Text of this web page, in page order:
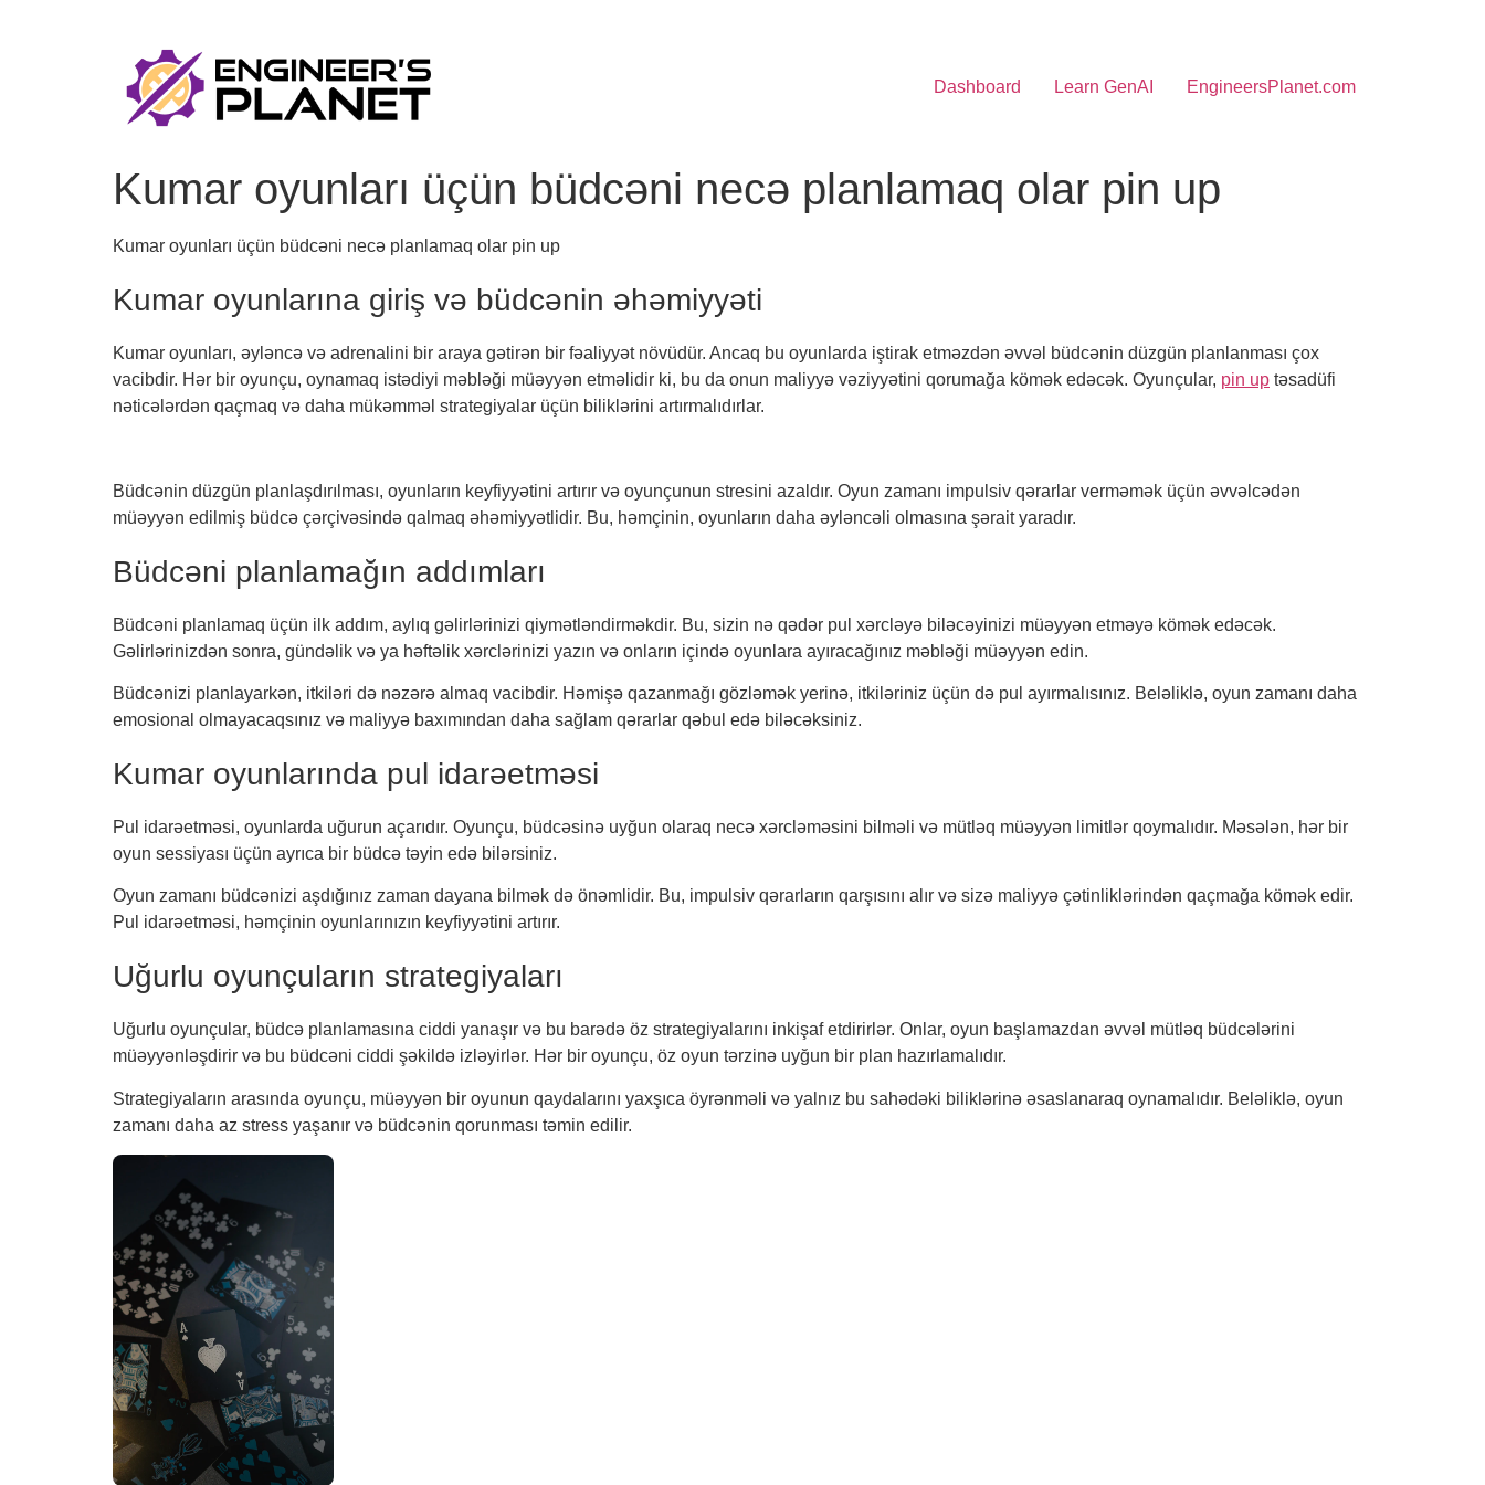
Dashboard Learn GenAI EngineersPlanet.com
Kumar oyunları üçün büdcəni necə planlamaq olar pin up
Kumar oyunları üçün büdcəni necə planlamaq olar pin up
Kumar oyunlarına giriş və büdcənin əhəmiyyəti
Kumar oyunları, əyləncə və adrenalini bir araya gətirən bir fəaliyyət növüdür. Ancaq bu oyunlarda iştirak etməzdən əvvəl büdcənin düzgün planlanması çox
vacibdir. Hər bir oyunçu, oynamaq istədiyi məbləği müəyyən etməlidir ki, bu da onun maliyyə vəziyyətini qorumağa kömək edəcək. Oyunçular, pin up təsadüfi
nəticələrdən qaçmaq və daha mükəmməl strategiyalar üçün biliklərini artırmalıdırlar.
Büdcənin düzgün planlaşdırılması, oyunların keyfiyyətini artırır və oyunçunun stresini azaldır. Oyun zamanı impulsiv qərarlar verməmək üçün əvvəlcədən
müəyyən edilmiş büdcə çərçivəsində qalmaq əhəmiyyətlidir. Bu, həmçinin, oyunların daha əyləncəli olmasına şərait yaradır.
Büdcəni planlamağın addımları
Büdcəni planlamaq üçün ilk addım, aylıq gəlirlərinizi qiymətləndirməkdir. Bu, sizin nə qədər pul xərcləyə biləcəyinizi müəyyən etməyə kömək edəcək.
Gəlirlərinizdən sonra, gündəlik və ya həftəlik xərclərinizi yazın və onların içində oyunlara ayıracağınız məbləği müəyyən edin.
Büdcənizi planlayarkən, itkiləri də nəzərə almaq vacibdir. Həmişə qazanmağı gözləmək yerinə, itkiləriniz üçün də pul ayırmalısınız. Beləliklə, oyun zamanı daha
emosional olmayacaqsınız və maliyyə baxımından daha sağlam qərarlar qəbul edə biləcəksiniz.
Kumar oyunlarında pul idarəetməsi
Pul idarəetməsi, oyunlarda uğurun açarıdır. Oyunçu, büdcəsinə uyğun olaraq necə xərcləməsini bilməli və mütləq müəyyən limitlər qoymalıdır. Məsələn, hər bir
oyun sessiyası üçün ayrıca bir büdcə təyin edə bilərsiniz.
Oyun zamanı büdcənizi aşdığınız zaman dayana bilmək də önəmlidir. Bu, impulsiv qərarların qarşısını alır və sizə maliyyə çətinliklərindən qaçmağa kömək edir.
Pul idarəetməsi, həmçinin oyunlarınızın keyfiyyətini artırır.
Uğurlu oyunçuların strategiyaları
Uğurlu oyunçular, büdcə planlamasına ciddi yanaşır və bu barədə öz strategiyalarını inkişaf etdirirlər. Onlar, oyun başlamazdan əvvəl mütləq büdcələrini
müəyyənləşdirir və bu büdcəni ciddi şəkildə izləyirlər. Hər bir oyunçu, öz oyun tərzinə uyğun bir plan hazırlamalıdır.
Strategiyaların arasında oyunçu, müəyyən bir oyunun qaydalarını yaxşıca öyrənməli və yalnız bu sahədəki biliklərinə əsaslanaraq oynamalıdır. Beləliklə, oyun
zamanı daha az stress yaşanır və büdcənin qorunması təmin edilir.